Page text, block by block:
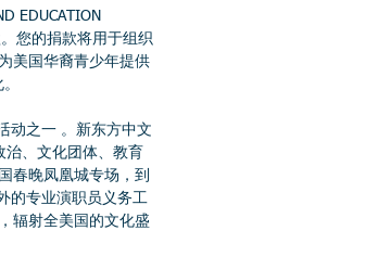
信息研究中的
阅读水平
萍获“桃李满园
库”进行教学
EDUCATION
。您的捐款将用于组织
美国华裔青少年提供
之一 。新东方中文
治、文化团体、教育
春晚凤凰城专场，到
的专业演职员义务工
辐射全美国的文化盛